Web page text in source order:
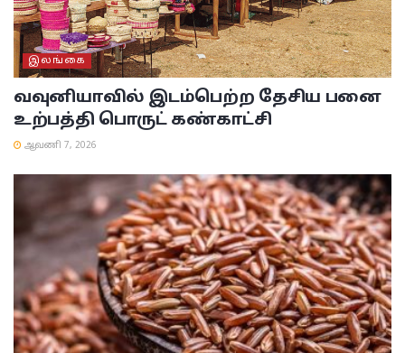
இலங்கை
வவுனியாவில் இடம்பெற்ற தேசிய பனை
உற்பத்தி பொருட் கண்காட்சி
ஆவணி 7, 2026